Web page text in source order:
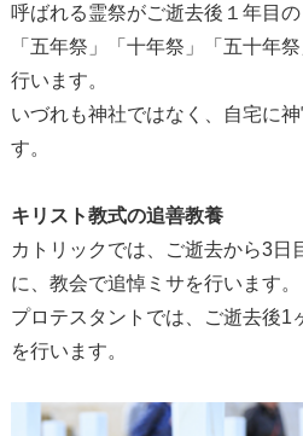
呼ばれる霊祭がご逝去後１年目の
「五年祭」「十年祭」「五十年
行います。
いづれも神社ではなく、自宅に
す。
キリスト教式の追善教養
カトリックでは、ご逝去から3日
に、教会で追悼ミサを行います。
プロテスタントでは、ご逝去後1
を行います。